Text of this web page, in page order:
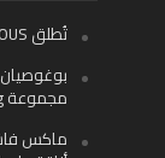
تُطلق NEOUS حذاء BERENICES الرياضي
مجموعة Kissing
ماكس